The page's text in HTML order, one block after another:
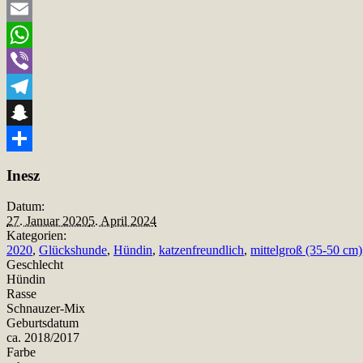
Twitter
Email
WhatsApp
Viber
Telegram
Snapchat
Inesz
Datum:
27. Januar 20205. April 2024
Kategorien:
2020, Glückshunde, Hündin, katzenfreundlich, mittelgroß (35-50 cm)
Geschlecht
Hündin
Rasse
Schnauzer-Mix
Geburtsdatum
ca. 2018/2017
Farbe